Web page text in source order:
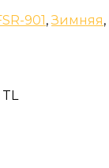
901,Зимняя,
TL